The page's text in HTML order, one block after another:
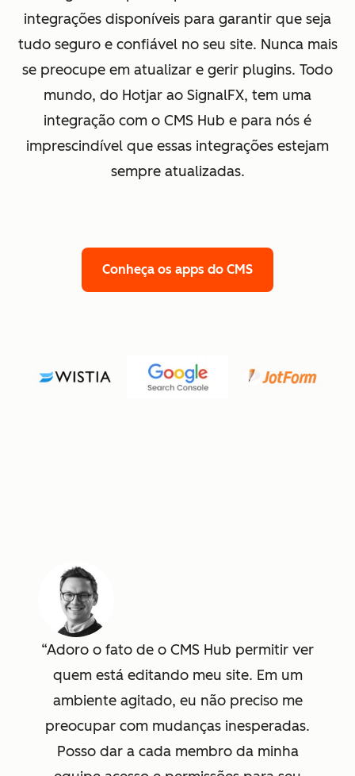
integrações disponíveis para garantir que seja
tudo seguro e confiável no seu site. Nunca mais
se preocupe em atualizar e gerir plugins. Todo
mundo, do Hotjar ao SignalFX, tem uma
integração com o CMS Hub e para nós é
imprescindível que essas integrações estejam
sempre atualizadas.
Conheça os apps do CMS
Adoro o fato de o CMS Hub permitir ver
quem está editando meu site. Em um
ambiente agitado, eu não preciso me
preocupar com mudanças inesperadas.
Posso dar a cada membro da minha